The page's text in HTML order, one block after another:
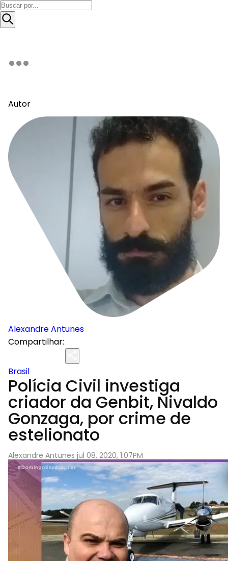
Autor
Alexandre Antunes
Compartilhar:
Brasil
Polícia Civil investiga
criador da Genbit, Nivaldo
Gonzaga, por crime de
estelionato
Alexandre Antunes jul 08, 2020, 1:07PM